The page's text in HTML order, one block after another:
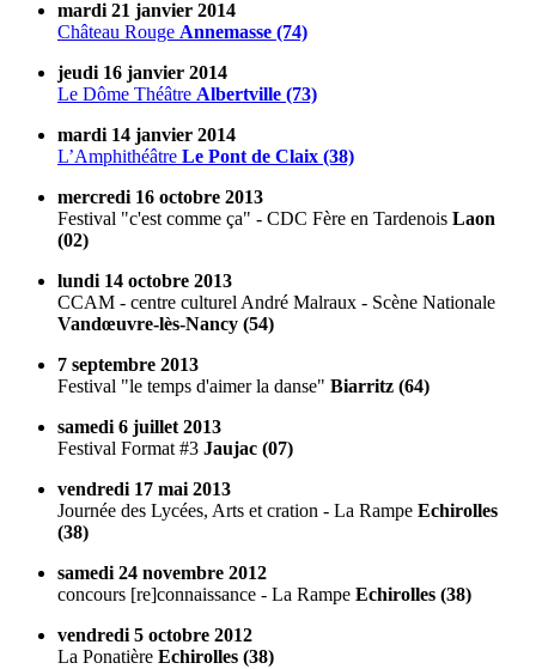
mardi 21 janvier 2014
Château Rouge Annemasse (74)
jeudi 16 janvier 2014
Le Dôme Théâtre Albertville (73)
mardi 14 janvier 2014
L’Amphithéâtre Le Pont de Claix (38)
mercredi 16 octobre 2013
Festival "c'est comme ça" - CDC Fère en Tardenois Laon
(02)
lundi 14 octobre 2013
CCAM - centre culturel André Malraux - Scène Nationale
Vandœuvre-lès-Nancy (54)
7 septembre 2013
Festival "le temps d'aimer la danse" Biarritz (64)
samedi 6 juillet 2013
Festival Format #3 Jaujac (07)
vendredi 17 mai 2013
Journée des Lycées, Arts et cration - La Rampe Echirolles
(38)
samedi 24 novembre 2012
concours [re]connaissance - La Rampe Echirolles (38)
vendredi 5 octobre 2012
La Ponatière Echirolles (38)